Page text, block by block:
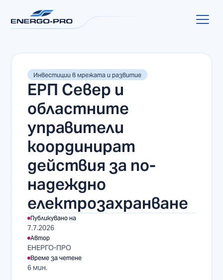
Инвестиции в мрежата и развитие
ЕРП Север и
областните
управители
координират
действия за по-
надеждно
електрозахранване
Публикувано на
7.7.2026
Автор
ЕНЕРГО-ПРО
Време за четене
6 мин.